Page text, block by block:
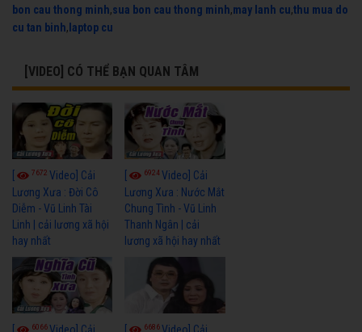
bon cau thong minh,sua bon cau thong minh,may lanh cu,thu mua do
cu tan binh, laptop cu
[VIDEO] CÓ THỂ BẠN QUAN TÂM
7672 Video] Cải
Lương Xưa : Đời Cô
Diễm - Vũ Linh Tài
Linh | cải lương xã hội
hay nhất
6924Video] Cải
Lương Xưa : Nước Mắt
Chung Tình - Vũ Linh
Thanh Ngân | cải
lương xã hội hay nhất
6066 6686